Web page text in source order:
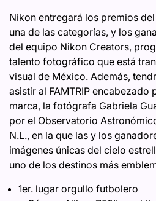
Nikon entregará los premios
una de las categorías, y los
del equipo Nikon Creators,
talento fotográfico que está
visual de México. Además,
asistir al FAMTRIP encabezado
marca, la fotógrafa Gabriela
por el Observatorio
N.L., en la que las y los
imágenes únicas del cielo
uno de los destinos más
1er. lugar orgullo futbolero